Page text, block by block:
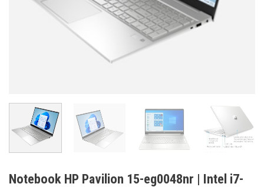
Notebook HP Pavilion 15-eg0048nr | Intel i7-